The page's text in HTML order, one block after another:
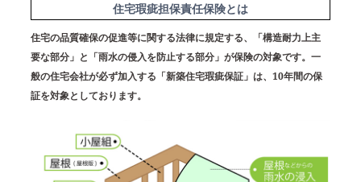
住宅瑕疵担保責任保険とは
住宅の品質確保の促進等に関する法律に規定する、「構造耐力上主
要な部分」と「雨水の侵入を防止する部分」が保険の対象です。一
般の住宅会社が必ず加入する「新築住宅瑕疵保証」は、10年間の保
証を対象としております。